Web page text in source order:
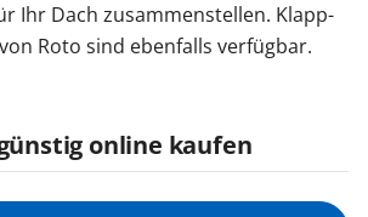
Ihr Dach zusammenstellen. Klapp-
Roto sind ebenfalls verfügbar.
online kaufen